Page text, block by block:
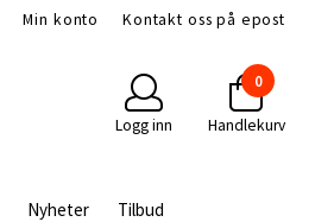
Min konto Kontakt oss på epost
Logg inn
0
Handlekurv
Nyheter Tilbud